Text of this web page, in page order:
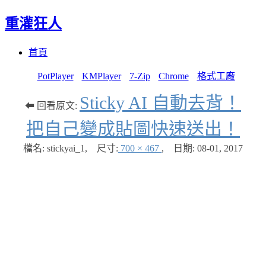
重灌狂人
首頁
PotPlayer KMPlayer 7-Zip Chrome 格式工廠
⬅ 回看原文: Sticky AI 自動去背！
把自己變成貼圖快速送出！
檔名: stickyai_1 , 尺寸: 700 × 467 , 日期: 08-01, 2017